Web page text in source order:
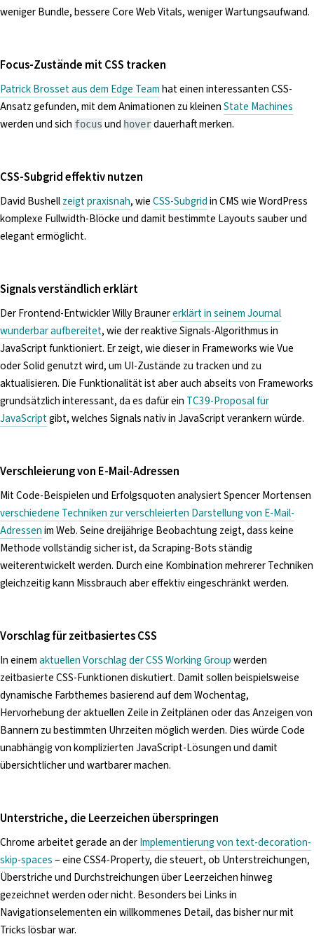
weniger Bundle, bessere Core Web Vitals, weniger Wartungsaufwand.
Focus-Zustände mit CSS tracken
Patrick Brosset aus dem Edge Teamhat einen interessanten CSS-
Ansatz gefunden, mit dem Animationen zu kleinenState Machines
werden und sich focus und hoverdauerhaft merken.
CSS-Subgrid effektiv nutzen
David Bushellzeigt praxisnah, wieCSS-Subgridin CMS wie WordPress
komplexe Fullwidth-Blöcke und damit bestimmte Layouts sauber und
elegant ermöglicht.
Signals verständlich erklärt
Der Frontend-Entwickler Willy Braunererklärt in seinem Journal
wunderbar aufbereitet, wie der reaktive Signals-Algorithmus in
JavaScript funktioniert. Er zeigt, wie dieser in Frameworks wie Vue
oder Solid genutzt wird, um UI-Zustände zu tracken und zu
aktualisieren. Die Funktionalität ist aber auch abseits von Frameworks
grundsätzlich interessant, da es dafür ein TC39-Proposal für
JavaScriptgibt, welches Signals nativ in JavaScript verankern würde.
Verschleierung von E-Mail-Adressen
Mit Code-Beispielen und Erfolgsquoten analysiert Spencer Mortensen
verschiedene Techniken zur verschleierten Darstellung von E-Mail-
Adressenim Web. Seine dreijährige Beobachtung zeigt, dass keine
Methode vollständig sicher ist, da Scraping-Bots ständig
weiterentwickelt werden. Durch eine Kombination mehrerer Techniken
gleichzeitig kann Missbrauch aber effektiv eingeschränkt werden.
Vorschlag für zeitbasiertes CSS
In einemaktuellen Vorschlag der CSS Working Groupwerden
zeitbasierte CSS-Funktionen diskutiert. Damit sollen beispielsweise
dynamische Farbthemes basierend auf dem Wochentag,
Hervorhebung der aktuellen Zeile in Zeitplänen oder das Anzeigen von
Bannern zu bestimmten Uhrzeiten möglich werden. Dies würde Code
unabhängig von komplizierten JavaScript-Lösungen und damit
übersichtlicher und wartbarer machen.
Unterstriche, die Leerzeichen überspringen
Chrome arbeitet gerade an derImplementierung von text-decoration-
skip-spaces– eine CSS4-Property, die steuert, ob Unterstreichungen,
Überstriche und Durchstreichungen über Leerzeichen hinweg
gezeichnet werden oder nicht. Besonders bei Links in
Navigationselementen ein willkommenes Detail, das bisher nur mit
Tricks lösbar war.